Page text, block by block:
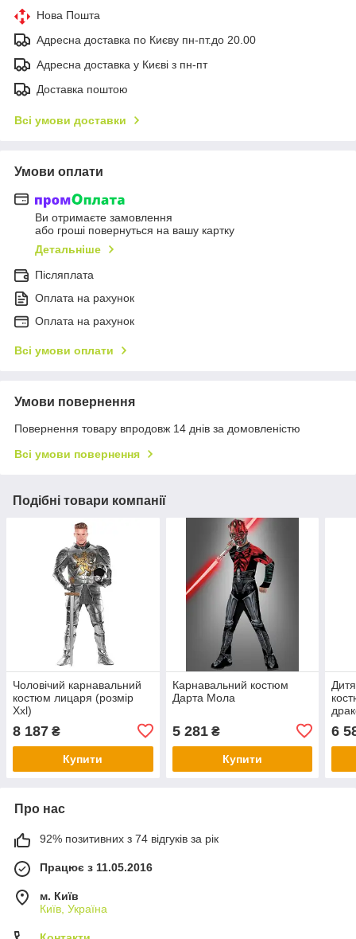
Нова Пошта
Адресна доставка по Києву пн-пт.до 20.00
Адресна доставка у Києві з пн-пт
Доставка поштою
Всі умови доставки
Умови оплати
Ви отримаєте замовлення
або гроші повернуться на вашу картку
Детальніше
Післяплата
Оплата на рахунок
Оплата на рахунок
Всі умови оплати
Умови повернення
Повернення товару впродовж 14 днів за домовленістю
Всі умови повернення
Подібні товари компанії
Чоловічий карнавальний
костюм лицаря (розмір
Xxl)
8 187 ₴
Купити
Карнавальний костюм
Дарта Мола
5 281₴
Купити
6
Про нас
92% позитивних з 74 відгуків за рік
Працює з 11.05.2016
м. Київ
Київ, Україна